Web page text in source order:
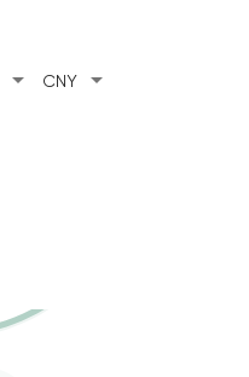
arrow_drop_down CNY arrow_drop_down